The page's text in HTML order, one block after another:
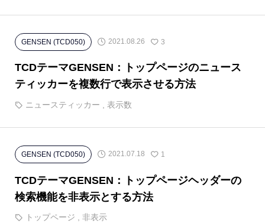
GENSEN (TCD050) 2021.08.26 3
TCDテーマGENSEN：トップページのニュース
ティッカーを複数行で表示させる方法
ニュースティッカー 表示数
GENSEN (TCD050) 2021.07.18 1
TCDテーマGENSEN：トップページヘッダーの
検索機能を非表示とする方法
トップページ , 非表示